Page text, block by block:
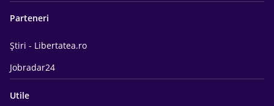
Parteneri
Știri - Libertatea.ro
Jobradar24
Utile